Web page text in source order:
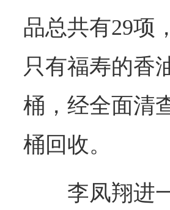
品总共有29项
只有福寿的香
桶，经全面清
桶回收。
李凤翔进